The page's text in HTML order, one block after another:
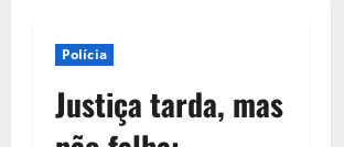
Polícia
Justiça tarda, mas